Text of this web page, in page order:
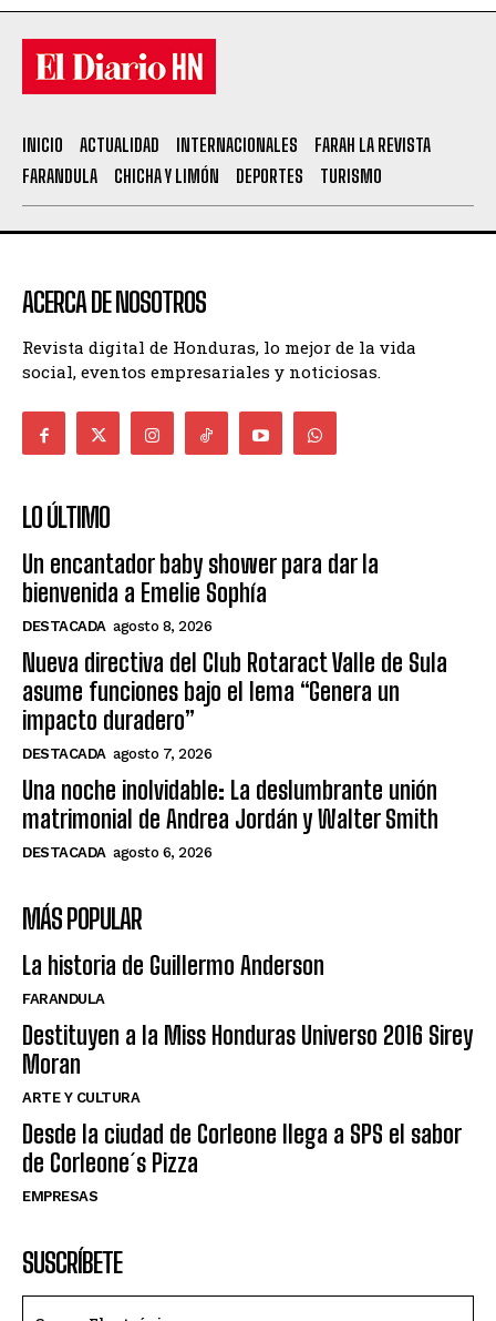
INICIO ACTUALIDAD INTERNACIONALES
FARAH LA REVISTA
FARANDULA
CHICHA Y LIMÓN DEPORTES TURISMO
ACERCA DE NOSOTROS
Revista digital de Honduras, lo mejor de la vida
social, eventos empresariales y noticiosas.
LO ÚLTIMO
Un encantador baby shower para dar la
bienvenida a Emelie Sophía
DESTACADA agosto 8, 2026
Nueva directiva del Club Rotaract Valle de Sula
asume funciones bajo el lema “Genera un
impacto duradero”
DESTACADA agosto 7, 2026
Una noche inolvidable: La deslumbrante unión
matrimonial de Andrea Jordán y Walter Smith
DESTACADA agosto 6, 2026
MÁS POPULAR
La historia de Guillermo Anderson
FARANDULA
Destituyen a la Miss Honduras Universo 2016 Sirey
Moran
ARTE Y CULTURA
Desde la ciudad de Corleone llega a SPS el sabor
de Corleone´s Pizza
EMPRESAS
SUSCRÍBETE